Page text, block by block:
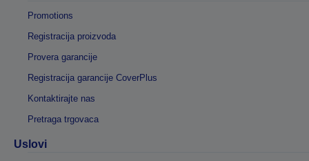
Promotions
Registracija proizvoda
Provera garancije
Registracija garancije CoverPlus
Kontaktirajte nas
Pretraga trgovaca
Uslovi